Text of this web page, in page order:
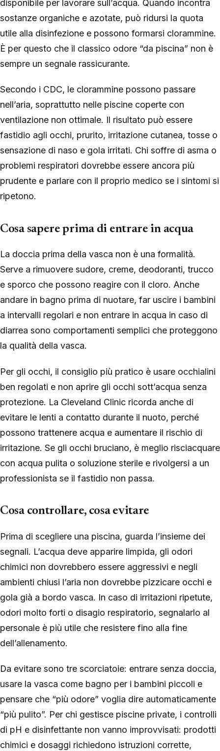
disponibile per lavorare sull’acqua. Quando incontra
sostanze organiche e azotate, può ridursi la quota
utile alla disinfezione e possono formarsi clorammine.
È per questo che il classico odore “da piscina” non è
sempre un segnale rassicurante.
Secondo i CDC, le clorammine possono passare
nell’aria, soprattutto nelle piscine coperte con
ventilazione non ottimale. Il risultato può essere
fastidio agli occhi, prurito, irritazione cutanea, tosse o
sensazione di naso e gola irritati. Chi soffre di asma o
problemi respiratori dovrebbe essere ancora più
prudente e parlare con il proprio medico se i sintomi si
ripetono.
Cosa sapere prima di entrare in acqua
La doccia prima della vasca non è una formalità.
Serve a rimuovere sudore, creme, deodoranti, trucco
e sporco che possono reagire con il cloro. Anche
andare in bagno prima di nuotare, far uscire i bambini
a intervalli regolari e non entrare in acqua in caso di
diarrea sono comportamenti semplici che proteggono
la qualità della vasca.
Per gli occhi, il consiglio più pratico è usare occhialini
ben regolati e non aprire gli occhi sott’acqua senza
protezione. La Cleveland Clinic ricorda anche di
evitare le lenti a contatto durante il nuoto, perché
possono trattenere acqua e aumentare il rischio di
irritazione. Se gli occhi bruciano, è meglio risciacquare
con acqua pulita o soluzione sterile e rivolgersi a un
professionista se il fastidio non passa.
Cosa controllare, cosa evitare
Prima di scegliere una piscina, guarda l’insieme dei
segnali. L’acqua deve apparire limpida, gli odori
chimici non dovrebbero essere aggressivi e negli
ambienti chiusi l’aria non dovrebbe pizzicare occhi e
gola già a bordo vasca. In caso di irritazioni ripetute,
odori molto forti o disagio respiratorio, segnalarlo al
personale è più utile che resistere fino alla fine
dell’allenamento.
Da evitare sono tre scorciatoie: entrare senza doccia,
usare la vasca come bagno per i bambini piccoli e
pensare che “più odore” voglia dire automaticamente
“più pulito”. Per chi gestisce piscine private, i controlli
di pH e disinfettante non vanno improvvisati: prodotti
chimici e dosaggi richiedono istruzioni corrette,